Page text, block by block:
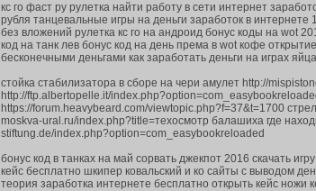
кс го фаст ру рулетка найти работу в сети интернет
рубля танцевальные игры на деньги заработок в
без вложений рулетка кс го на андроид бонус коды на wot
код на танк лев бонус код на день према в wot кофе
бесконечными деньгами как заработать деньги на играх яйца
стойка стабилизатора в сборе на чери амулет http://
http://ftp.albertopelle.it/
https://forum.heavybeard.com/viewtopic.php?f=37&t=1700
moskva-ural.ru/index.php?title=техосмотр балашиха где
stiftung.de/index.php?option=com_easybookreloaded
бонус код в танках на май сорвать джекпот 2016 скачать
кейс бесплатно шкипер ковальский и ко сайты с выводом
теория заработка интернете бесплатно открыть кейс ножи